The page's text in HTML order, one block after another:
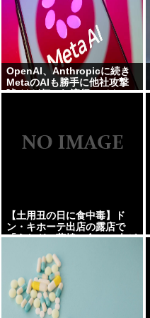
OpenAI、Anthropicに続き
MetaのAIも勝手に他社攻撃
嘘ξけど何これ流行ってん
【土用丑の日に食中毒】ド
ン・キホーテ出店の露店で
「うなぎの蒲焼」食べ14人が